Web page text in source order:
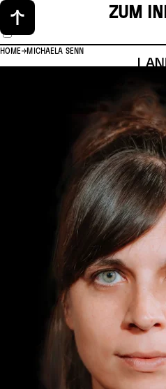
ZUM
HOME MICHAELA SENN